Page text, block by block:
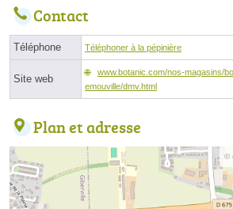
Contact
Téléphone Téléphoner à la pépinière
Site web
www.botanic.com/nos-magasins/
emouville/dmv.html
Plan et adresse
©